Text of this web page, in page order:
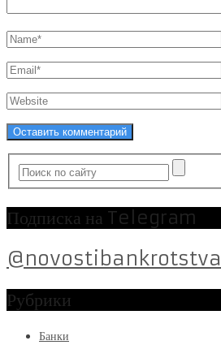
Подписка на Telegram
@novostibankrotstva
Рубрики
Банки